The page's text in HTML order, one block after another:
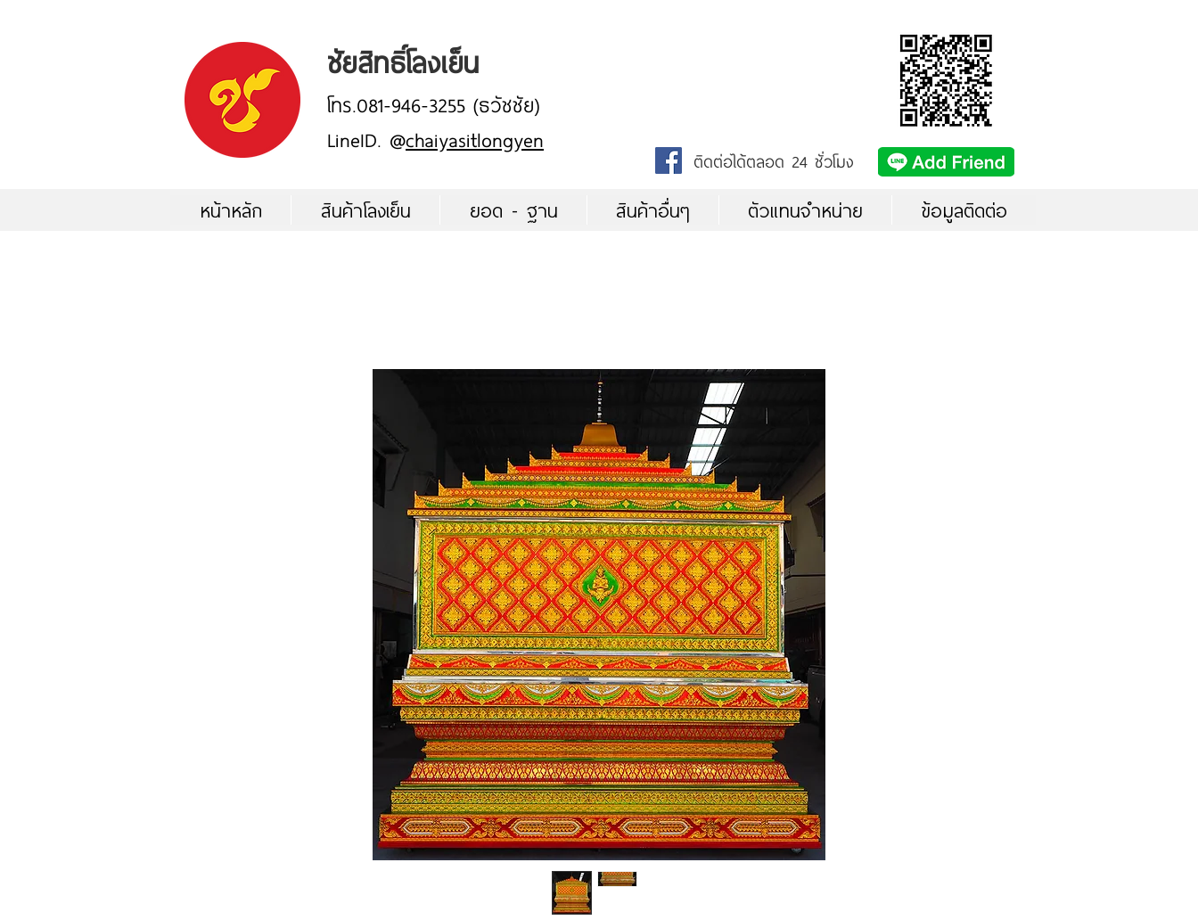
ชัยสิทธิ์โลงเย็น
โทร.081-946-3255 (ธวัชชัย)
LineID. @chaiyasitlongyen
ติดต่อได้ตลอด 24 ชั่วโมง
หน้าหลัก สินค้าโลงเย็น ยอด - ฐาน สินค้าอื่นๆ ตัวแทนจำหน่าย ข้อมูลติดต่อ